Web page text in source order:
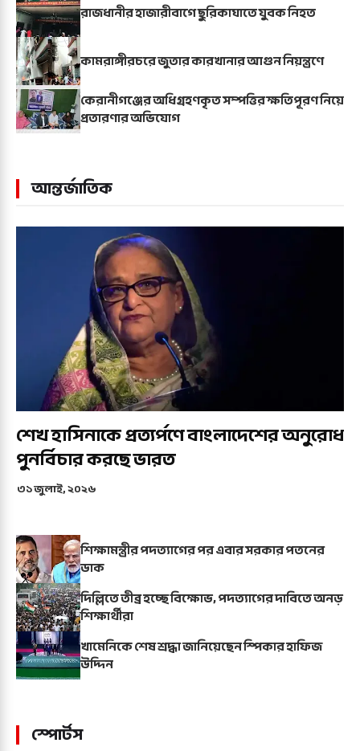
রাজধানীর হাজারীবাগে ছুরিকাঘাতে যুবক নিহত
কামরাঙ্গীরচরে জুতার কারখানার আগুন নিয়ন্ত্রণে
কেরানীগঞ্জের অধিগ্রহণকৃত সম্পত্তির ক্ষতিপূরণ নিয়ে
প্রতারণার অভিযোগ
আন্তর্জাতিক
শেখ হাসিনাকে প্রত্যর্পণে বাংলাদেশের অনুরোধ
পুনর্বিচার করছে ভারত
৩১ জুলাই, ২০২৬
শিক্ষামন্ত্রীর পদত্যাগের পর এবার সরকার পতনের
ডাক
দিল্লিতে তীব্র হচ্ছে বিক্ষোভ, পদত্যাগের দাবিতে অনড়
শিক্ষার্থীরা
খামেনিকে শেষ শ্রদ্ধা জানিয়েছেন স্পিকার হাফিজ
উদ্দিন
স্পোর্টস